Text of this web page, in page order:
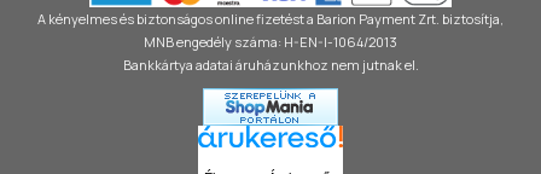
A kényelmes és biztonságos online fizetést a Barion Payment Zrt. biztosítja,
MNB engedély száma: H-EN-I-1064/2013
Bankkártya adatai áruházunkhoz nem jutnak el.